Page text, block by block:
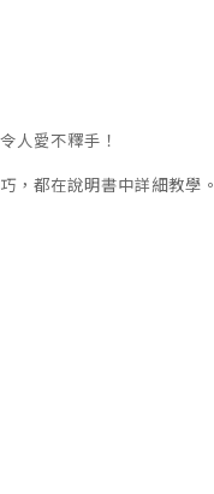
人愛不釋手！
，都在說明書中詳細教學。